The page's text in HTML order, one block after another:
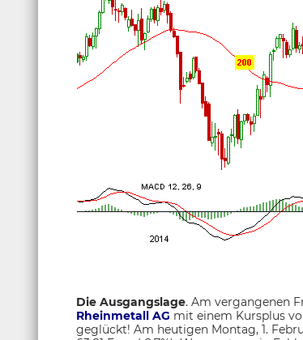
Die Ausgangslage. Am vergangenen
Rheinmetall AG mit einem Kursplus
geglückt! Am heutigen Montag, 1.